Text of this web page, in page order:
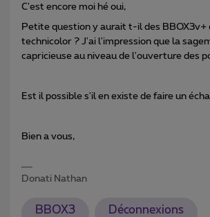
C'est encore moi hé oui,
Petite question y aurait t-il des
technicolor ? J'ai l'impression que la
capricieuse au niveau de l'ouverture des
Est il possible s'il en existe de faire un
Bien a vous,
Donati Nathan
BBOX3 Déconnexions